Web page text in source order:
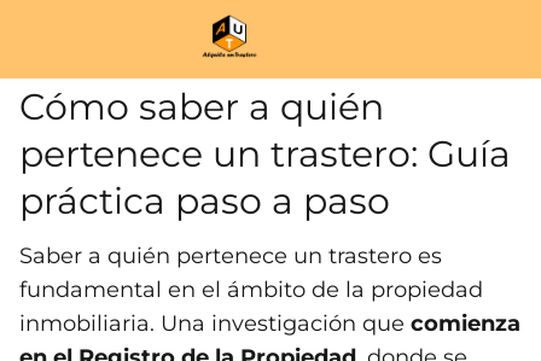
Cómo saber a quién
pertenece un trastero: Guía
práctica paso a paso
Saber a quién pertenece un trastero es
fundamental en el ámbito de la propiedad
inmobiliaria. Una investigación que comienza